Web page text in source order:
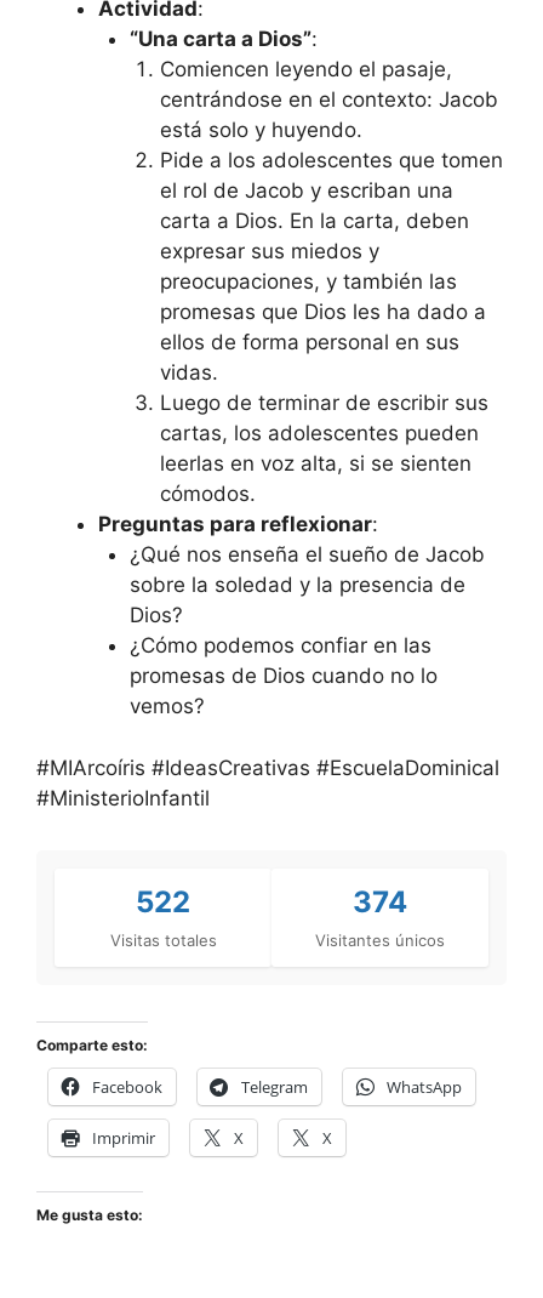
Actividad:
“Una carta a Dios”:
Comiencen leyendo el pasaje,
centrándose en el contexto: Jacob
está solo y huyendo.
Pide a los adolescentes que tomen
el rol de Jacob y escriban una
carta a Dios. En la carta, deben
expresar sus miedos y
preocupaciones, y también las
promesas que Dios les ha dado a
ellos de forma personal en sus
vidas.
Luego de terminar de escribir sus
cartas, los adolescentes pueden
leerlas en voz alta, si se sienten
cómodos.
Preguntas para reflexionar:
¿Qué nos enseña el sueño de Jacob
sobre la soledad y la presencia de
Dios?
¿Cómo podemos confiar en las
promesas de Dios cuando no lo
vemos?
#MIArcoíris #IdeasCreativas #EscuelaDominical
#MinisterioInfantil
522
Visitas totales
374
Visitantes únicos
Comparte esto:
Facebook Telegram WhatsApp
Imprimir X X
Me gusta esto: